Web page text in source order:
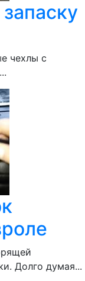
чехлы с
Долго думая...